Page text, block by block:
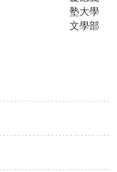
塾大學
文學部